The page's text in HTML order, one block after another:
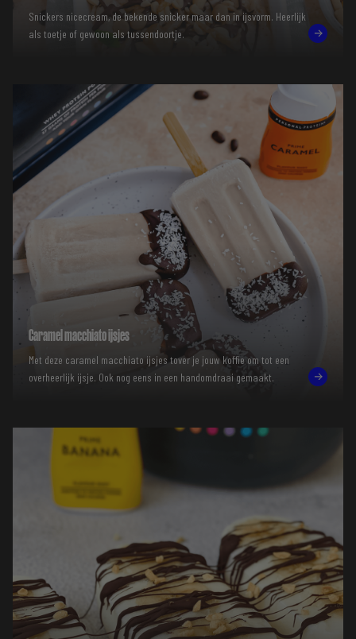
Snickers nicecream, de bekende snicker maar dan in ijsvorm. Heerlijk
als toetje of gewoon als tussendoortje.
Caramel macchiato ijsjes
Met deze caramel macchiato ijsjes tover je jouw koffie om tot een
overheerlijk ijsje. Ook nog eens in een handomdraai gemaakt.